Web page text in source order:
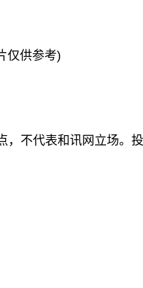
仅供参考)
，不代表和讯网立场。